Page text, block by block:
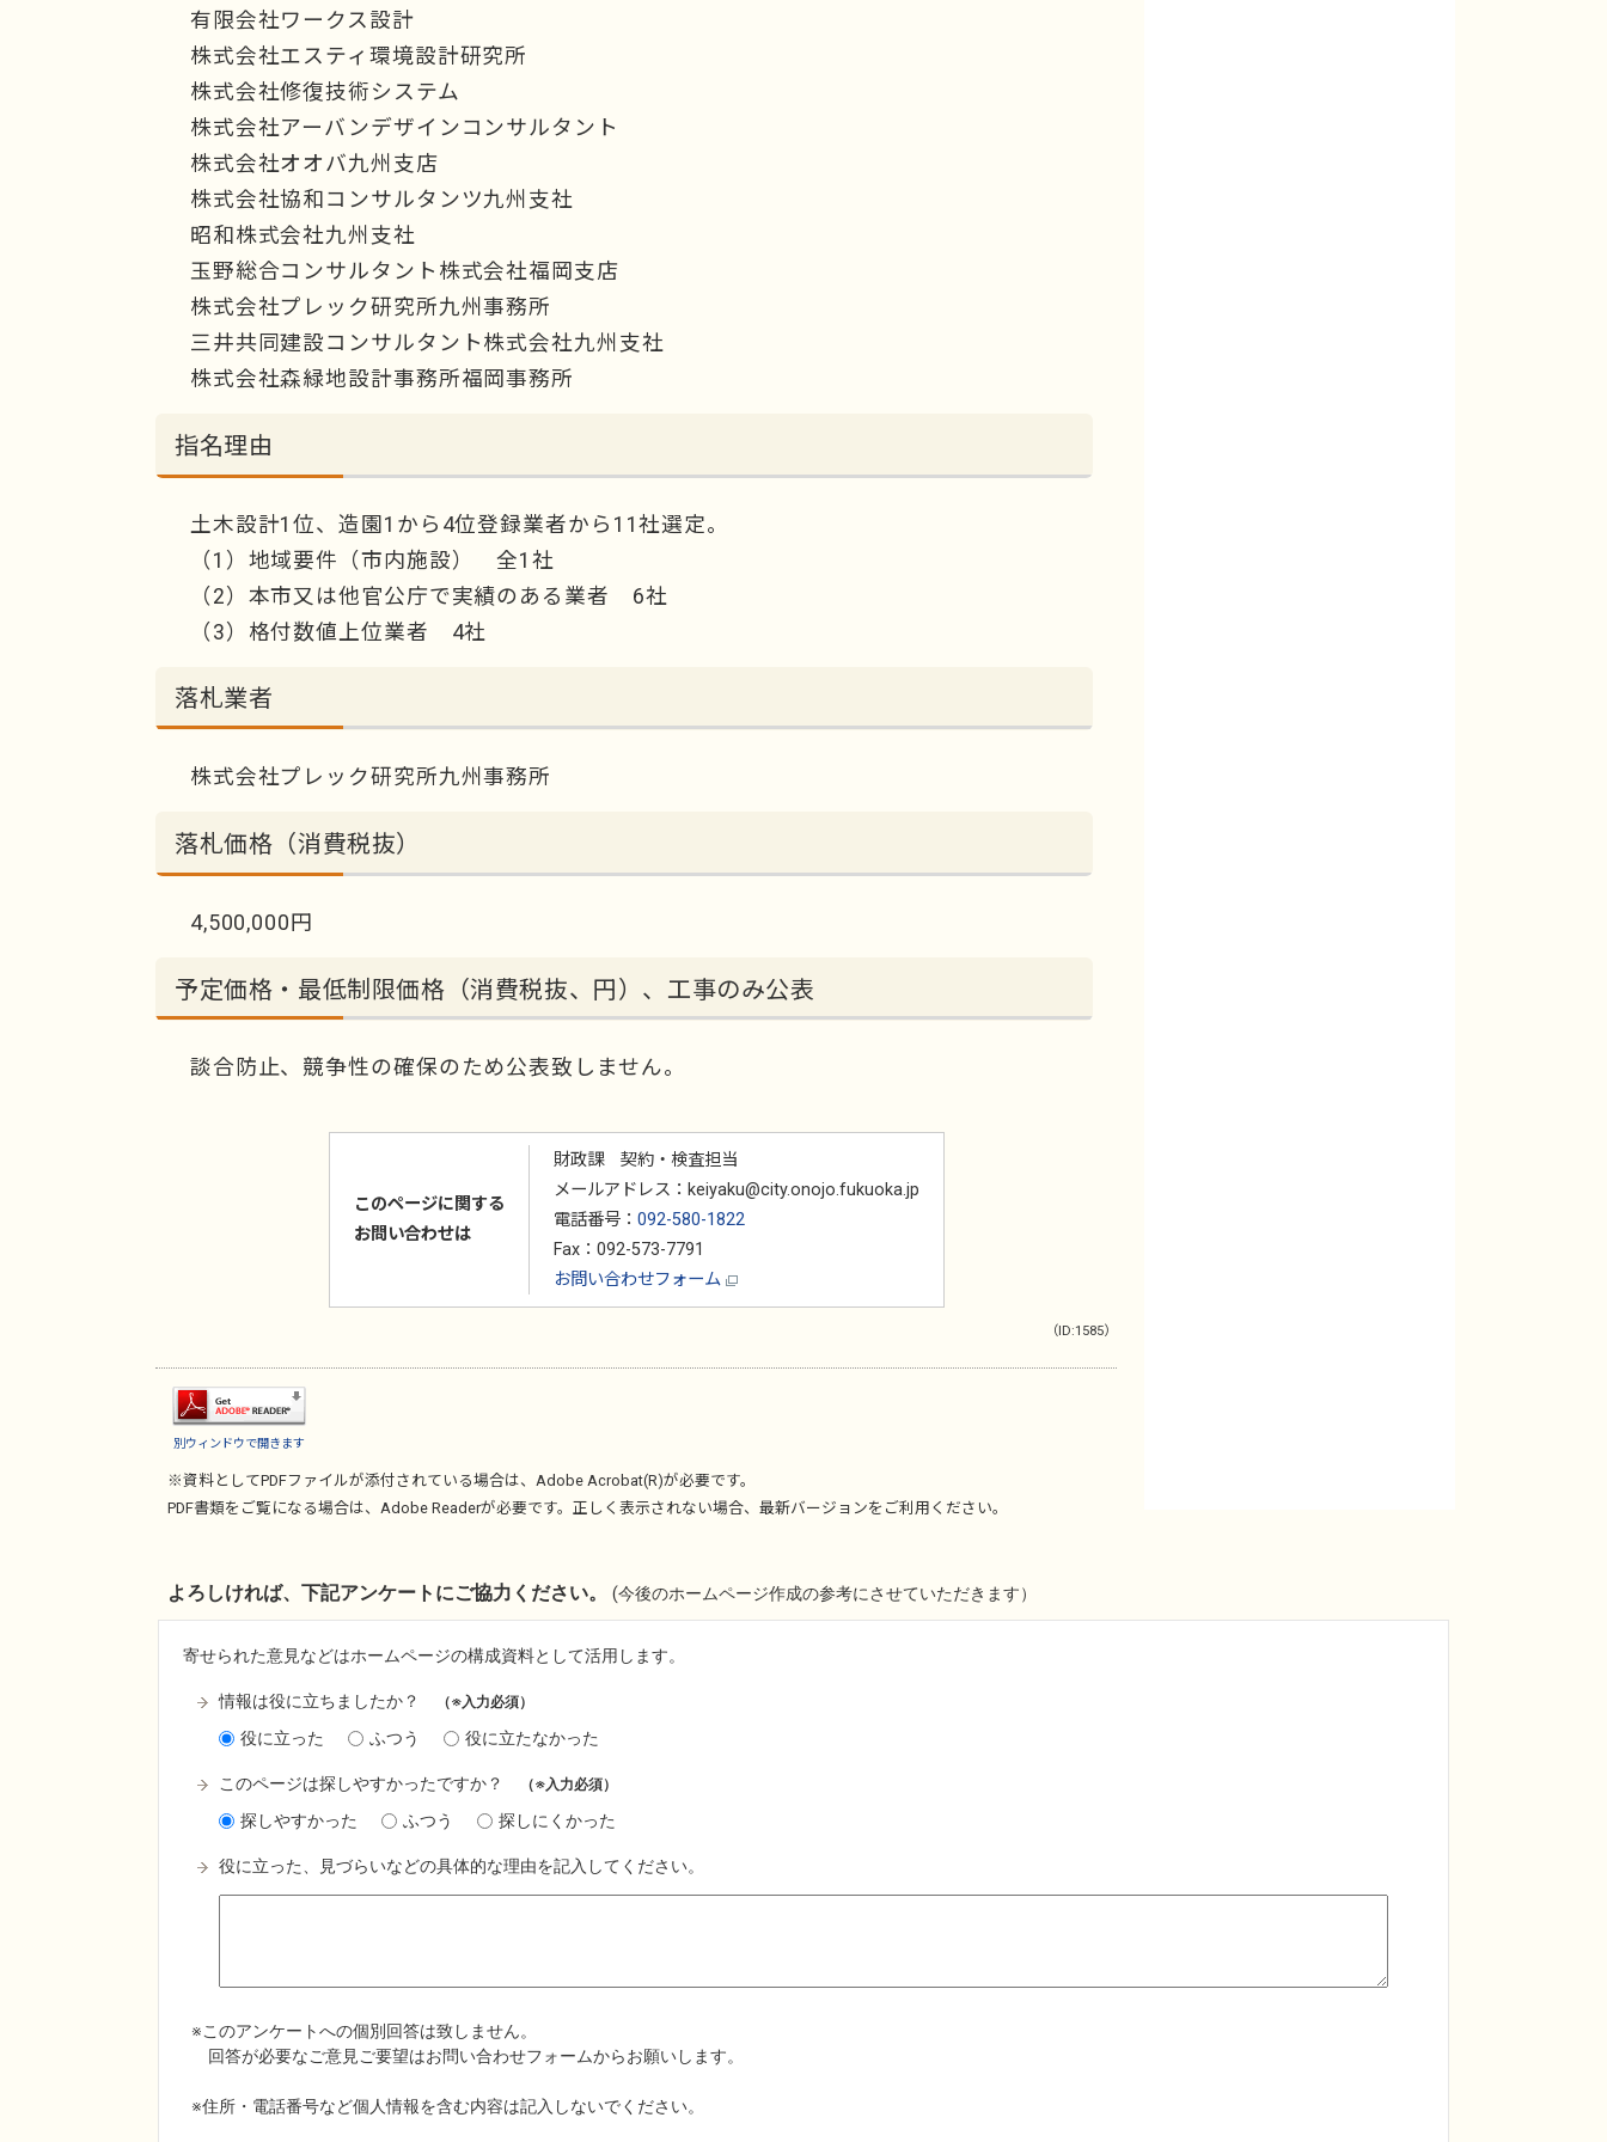
有限会社ワークス設計
株式会社エスティ環境設計研究所
株式会社修復技術システム
株式会社アーバンデザインコンサルタント
株式会社オオバ九州支店
株式会社協和コンサルタンツ九州支社
昭和株式会社九州支社
玉野総合コンサルタント株式会社福岡支店
株式会社プレック研究所九州事務所
三井共同建設コンサルタント株式会社九州支社
株式会社森緑地設計事務所福岡事務所
指名理由
土木設計1位、造園1から4位登録業者から11社選定。
（1）地域要件（市内施設） 全1社
（2）本市又は他官公庁で実績のある業者 6社
（3）格付数値上位業者 4社
落札業者
株式会社プレック研究所九州事務所
落札価格（消費税抜）
4,500,000円
予定価格・最低制限価格（消費税抜、円）、工事のみ公表
談合防止、競争性の確保のため公表致しません。
このページに関する
お問い合わせは
財政課 契約・検査担当
メールアドレス：keiyaku@city.onojo.fukuoka.jp
電話番号： 092-580-1822
Fax：092-573-7791
お問い合わせフォーム
（ID:1585）
別ウィンドウで開きます
※資料としてPDFファイルが添付されている場合は、 Adobe Acrobat(R)が必要です。
PDF書類をご覧になる場合は、 Adobe Readerが必要です。正しく表示されない場合、最新バージョンをご利用ください。